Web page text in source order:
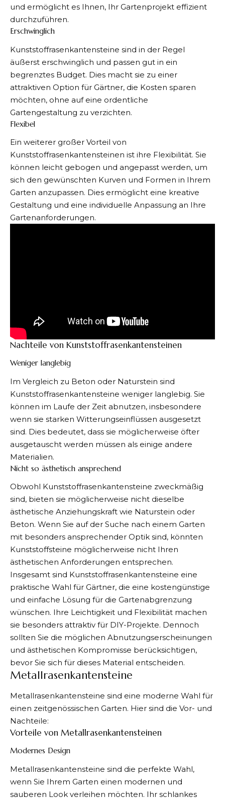
und ermöglicht es Ihnen, Ihr Gartenprojekt effizient
durchzuführen.
Erschwinglich
Kunststoffrasenkantensteine sind in der Regel
äußerst erschwinglich und passen gut in ein
begrenztes Budget. Dies macht sie zu einer
attraktiven Option für Gärtner, die Kosten sparen
möchten, ohne auf eine ordentliche
Gartengestaltung zu verzichten.
Flexibel
Ein weiterer großer Vorteil von
Kunststoffrasenkantensteinen ist ihre Flexibilität. Sie
können leicht gebogen und angepasst werden, um
sich den gewünschten Kurven und Formen in Ihrem
Garten anzupassen. Dies ermöglicht eine kreative
Gestaltung und eine individuelle Anpassung an Ihre
Gartenanforderungen.
Nachteile von Kunststoffrasenkantensteinen
Weniger langlebig
Im Vergleich zu Beton oder Naturstein sind
Kunststoffrasenkantensteine weniger langlebig. Sie
können im Laufe der Zeit abnutzen, insbesondere
wenn sie starken Witterungseinflüssen ausgesetzt
sind. Dies bedeutet, dass sie möglicherweise öfter
ausgetauscht werden müssen als einige andere
Materialien.
Nicht so ästhetisch ansprechend
Obwohl Kunststoffrasenkantensteine zweckmäßig
sind, bieten sie möglicherweise nicht dieselbe
ästhetische Anziehungskraft wie Naturstein oder
Beton. Wenn Sie auf der Suche nach einem Garten
mit besonders ansprechender Optik sind, könnten
Kunststoffsteine möglicherweise nicht Ihren
ästhetischen Anforderungen entsprechen.
Insgesamt sind Kunststoffrasenkantensteine eine
praktische Wahl für Gärtner, die eine kostengünstige
und einfache Lösung für die Gartenabgrenzung
wünschen. Ihre Leichtigkeit und Flexibilität machen
sie besonders attraktiv für DIY-Projekte. Dennoch
sollten Sie die möglichen Abnutzungserscheinungen
und ästhetischen Kompromisse berücksichtigen,
bevor Sie sich für dieses Material entscheiden.
Metallrasenkantensteine
Metallrasenkantensteine sind eine moderne Wahl für
einen zeitgenössischen Garten. Hier sind die Vor- und
Nachteile:
Vorteile von Metallrasenkantensteinen
Modernes Design
Metallrasenkantensteine sind die perfekte Wahl,
wenn Sie Ihrem Garten einen modernen und
sauberen Look verleihen möchten. Ihr schlankes